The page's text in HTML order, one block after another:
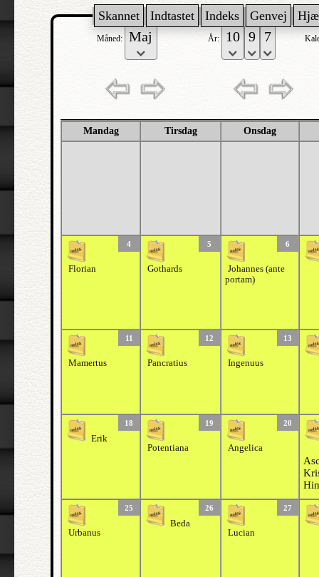
Skannet Indtastet Indeks Genvej
Måned: År:
Mandag Tirsdag Onsdag
4
Florian
5
Gothards
6
Johannes (ante
portam)
11
Mamertus
12
Pancratius
13
Ingenuus
18
Erik
19
Potentiana
20
Angelica
25
Urbanus
26
Beda
27
Lucian